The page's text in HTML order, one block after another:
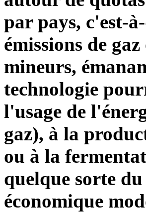
par pays, c'est-
émissions de
mineurs,
technologie
l'usage de
gaz), à la
ou à la
quelque sorte
économique